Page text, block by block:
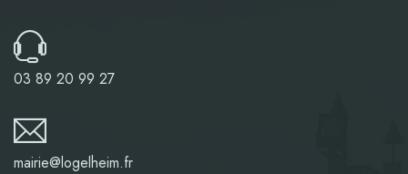
03 89 20 99 27
mairie@logelheim.fr